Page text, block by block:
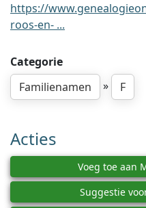
https://
roos-en- ...
Categorie
Familienamen
» F
Acties
Voeg toe aan
Suggestie